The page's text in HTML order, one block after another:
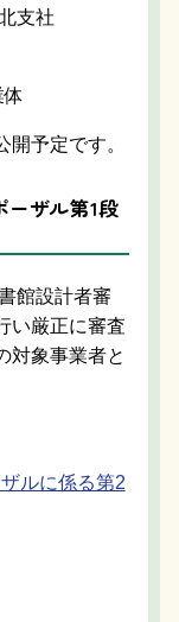
支社
体
予定です。
ザル第1段
館設計者審
い厳正に審査
対象事業者と
ルに係る第2